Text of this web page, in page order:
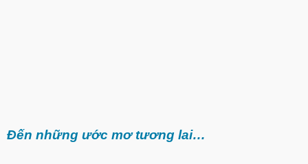
Đến những ước mơ tương lai…